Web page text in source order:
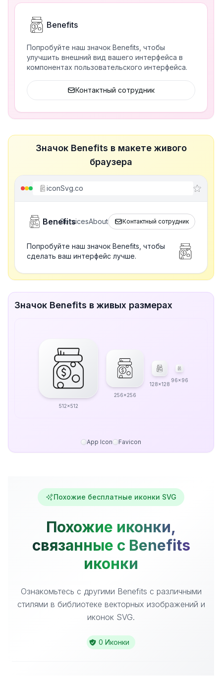
Benefits
Попробуйте наш значок Benefits, чтобы
улучшить внешний вид вашего интерфейса в
компонентах пользовательского интерфейса.
Контактный сотрудник
Значок Benefits в макете живого
браузера
iconSvg.co
Benefits
ServicesAbout Контактный сотрудник
Попробуйте наш значок Benefits, чтобы
сделать ваш интерфейс лучше.
Значок Benefits в живых размерах
512x512
256x256
128x128
96x96
App Icon Favicon
Похожие бесплатные иконки SVG
Похожие иконки,
связанные с Benefits
иконки
Ознакомьтесь с другими Benefits с различными
стилями в библиотеке векторных изображений и
иконок SVG.
0 Иконки